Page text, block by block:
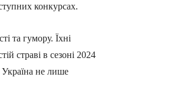
конкурсах.
та гумору. Їхні
страві в сезоні 2024
Україна не лише